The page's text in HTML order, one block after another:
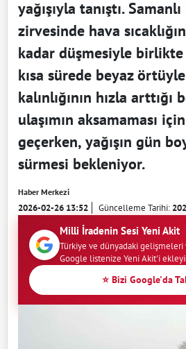
yağışıyla tanıştı.
zirvesinde hava
kadar düşmesiyle
kısa sürede beyaz
kalınlığının hızla
ulaşımın aksamaması
geçerken, yağışın gün
sürmesi bekleniyor.
Haber Merkezi
2026-02-26 13:52 Güncelleme Tarihi:
Milli İradenin Sesi Yeni Akit
Türkiye ve dünyadaki gelişmeleri
Google listenize Yeni Akit'i
⭐ Bizi Google'da